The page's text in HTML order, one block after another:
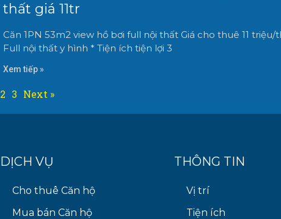
thất giá 11tr
Căn 1PN 53m2 view hồ bơi full nội thất Giá cho thuê 11 triệu/
Full nội thất y hình * Tiện ích tiện lợi 3
Xem tiếp »
2 3 Next »
DỊCH VỤ
Cho thuê Căn hộ
Mua bán Căn hộ
THÔNG TIN
Vị trí
Tiện ích